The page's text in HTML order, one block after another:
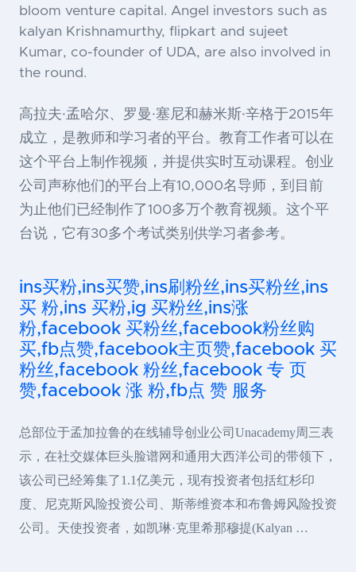
bloom venture capital. Angel investors such as
kalyan Krishnamurthy, flipkart and sujeet
Kumar, co-founder of UDA, are also involved in
the round.
高拉夫·孟哈尔、罗曼·塞尼和赫米斯·辛格于2015年
成立，是教师和学习者的平台。教育工作者可以在
这个平台上制作视频，并提供实时互动课程。创业
公司声称他们的平台上有10,000名导师，到目前
为止他们已经制作了100多万个教育视频。这个平
台说，它有30多个考试类别供学习者参考。
ins买粉,ins买赞,ins刷粉丝,ins买粉丝,ins
买 粉,ins 买粉,ig 买粉丝,ins涨
粉,facebook 买粉丝,facebook粉丝购
买,fb点赞,facebook主页赞,facebook 买
粉丝,facebook 粉丝,facebook 专 页
赞,facebook 涨 粉,fb点 赞 服务
总部位于孟加拉鲁的在线辅导创业公司Unacademy周三表
示，在社交媒体巨头脸谱网和通用大西洋公司的带领下，
该公司已经筹集了1.1亿美元，现有投资者包括红杉印
度、尼克斯风险投资公司、斯蒂维资本和布鲁姆风险投资
公司。天使投资者，如凯琳·克里希那穆提(Kalyan …